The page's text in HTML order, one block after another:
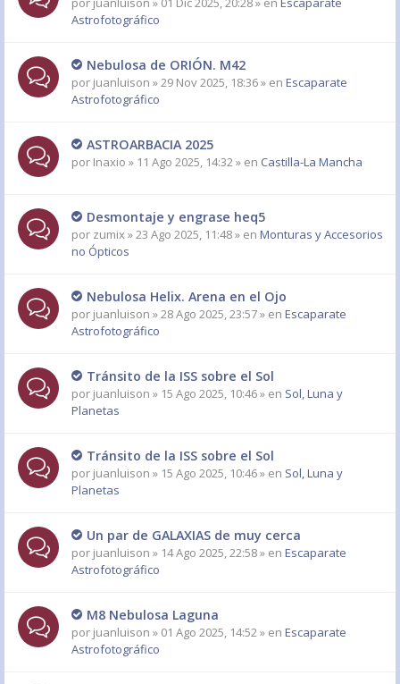
Astrofotográfico
Nebulosa de ORIÓN. M42
por juanluison » 29 Nov 2025, 18:36 » en Escaparate
Astrofotográfico
ASTROARBACIA 2025
por Inaxio » 11 Ago 2025, 14:32 » en Castilla-La Mancha
Desmontaje y engrase heq5
por zumix» 23 Ago 2025, 11:48 » en Monturas y Accesorios
no Ópticos
Nebulosa Helix. Arena en el Ojo
por juanluison » 28 Ago 2025, 23:57 » en Escaparate
Astrofotográfico
Tránsito de la ISS sobre el Sol
por juanluison » 15 Ago 2025, 10:46 » en Sol, Luna y
Planetas
Tránsito de la ISS sobre el Sol
por juanluison » 15 Ago 2025, 10:46 » en Sol, Luna y
Planetas
Un par de GALAXIAS de muy cerca
por juanluison » 14 Ago 2025, 22:58 » en Escaparate
Astrofotográfico
M8 Nebulosa Laguna
por juanluison » 01 Ago 2025, 14:52 » en Escaparate
Astrofotográfico